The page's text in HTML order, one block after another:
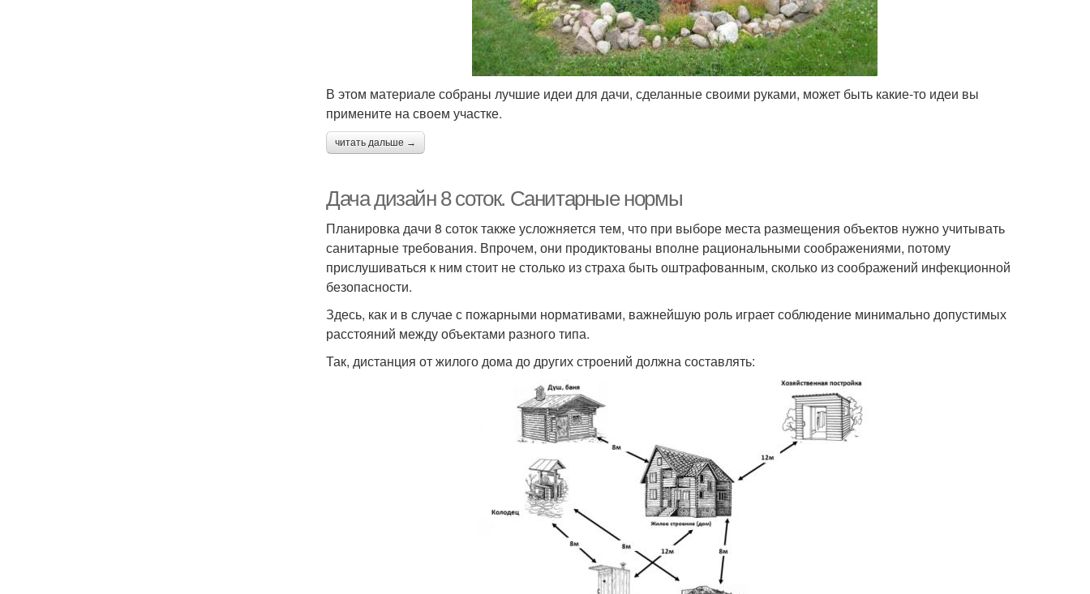
В этом материале собраны лучшие идеи для дачи, сделанные своими руками, может быть какие-то идеи вы
примените на своем участке.
читать дальше →
Дача дизайн 8 соток. Санитарные нормы
Планировка дачи 8 соток также усложняется тем, что при выборе места размещения объектов нужно учитывать
санитарные требования. Впрочем, они продиктованы вполне рациональными соображениями, потому
прислушиваться к ним стоит не столько из страха быть оштрафованным, сколько из соображений инфекционной
безопасности.
Здесь, как и в случае с пожарными нормативами, важнейшую роль играет соблюдение минимально допустимых
расстояний между объектами разного типа.
Так, дистанция от жилого дома до других строений должна составлять: